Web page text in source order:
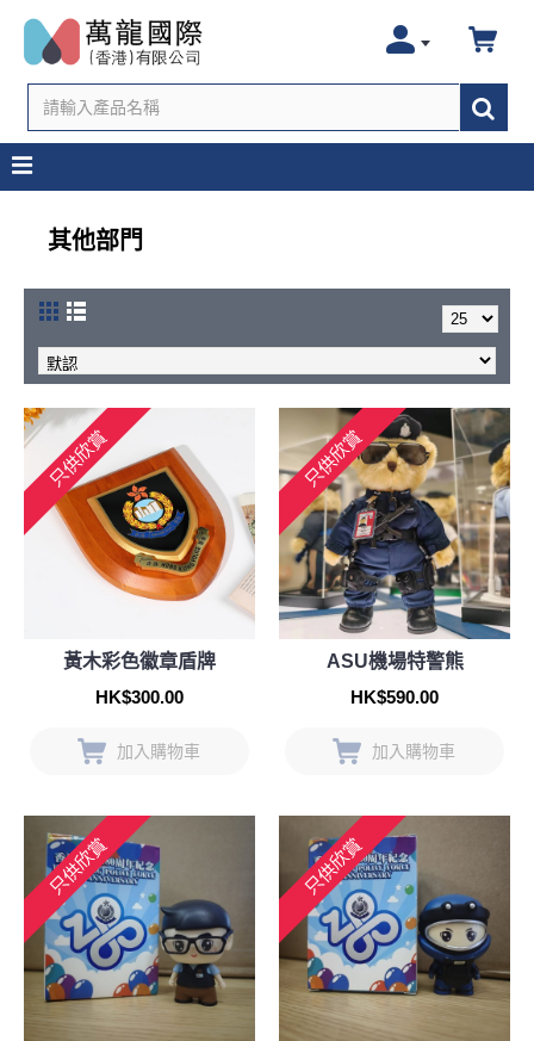
其他部門
只供欣賞
黃木彩色徽章盾牌
HK$300.00
加入購物車
只供欣賞
ASU機場特警熊
HK$590.00
加入購物車
只供欣賞 只供欣賞